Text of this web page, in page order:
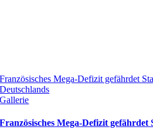
Französisches Mega-Defizit gefährdet
Deutschlands
Gallerie
Französisches Mega-Defizit